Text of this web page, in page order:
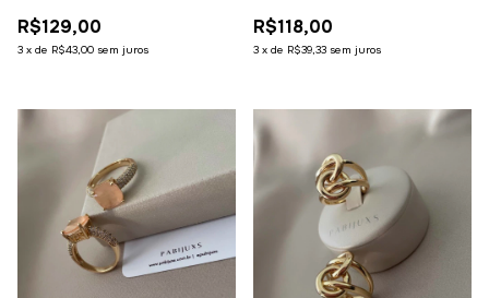
R$129,00
3 x de R$43,00 sem juros
R$118,00
3 x de R$39,33 sem juros